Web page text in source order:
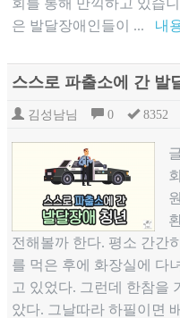
회를 통해 만끽하고 있습
은 발달장애인들이 ... 내
스스로 파출소에 간 발
김성남님 0 8352
전해볼까 한다. 평소 간간
를 먹은 후에 화장실에 다
고 있었다. 그런데 한참을
았다. 그날따라 하필이면